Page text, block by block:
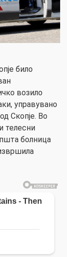
било
возило
управувано
Скопје. Во
телесни
болница